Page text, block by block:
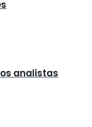
analistas